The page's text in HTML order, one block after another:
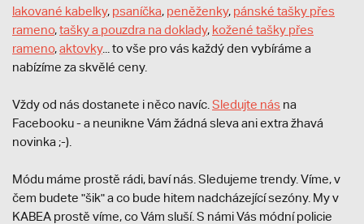
lakované kabelky, psaníčka, peněženky, pánské tašky přes
rameno,tašky a pouzdra na doklady, kožené tašky přes
rameno,aktovky... to vše pro vás každý den vybíráme a
nabízíme za skvělé ceny.
Vždy od nás dostanete i něco navíc. Sledujte nás na
Facebooku - a neunikne Vám žádná sleva ani extra žhavá
novinka ;-).
Módu máme prostě rádi, baví nás. Sledujeme trendy. Víme, v
čem budete "šik" a co bude hitem nadcházející sezóny. My v
KABEA prostě víme, co Vám sluší. S námi Vás módní policie